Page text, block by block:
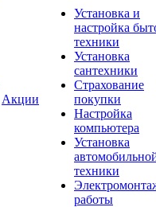
Акции
Установка и
настройка
техники
Установка
сантехники
Страхование
покупки
Настройка
компьютера
Установка
техники
работы